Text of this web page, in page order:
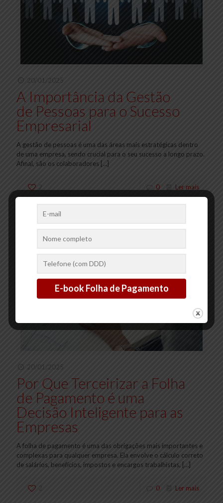
20/01/2025
A Importância da Gestão
de Pessoas para o Sucesso
Empresarial
A gestão de pessoas é uma das áreas mais estratégicas dentro
de uma empresa, sendo crucial para o seu sucesso a longo prazo.
Afinal, são os colaboradores […]
2 0 Ler mais
20/01/2025
Por Que Terceirizar a Folha
de Pagamento é uma
Decisão Inteligente para as
Empresas
A folha de pagamento é uma das obrigações mais importantes e
complexas para qualquer empresa. Ela envolve o cálculo correto
de salários, benefícios, impostos e encargos trabalhistas, […]
2 0 Ler mais